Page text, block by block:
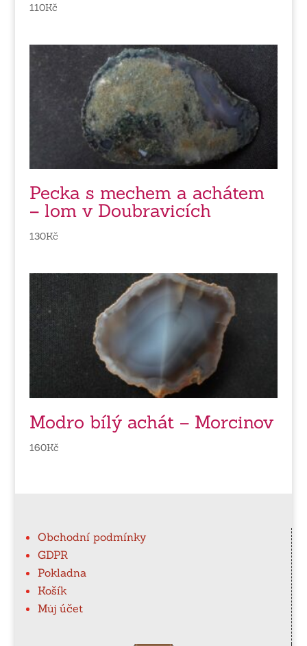
110Kč
Pecka s mechem a achátem
– lom v Doubravicích
130Kč
Modro bílý achát – Morcinov
160Kč
Obchodní podmínky
GDPR
Pokladna
Košík
Můj účet